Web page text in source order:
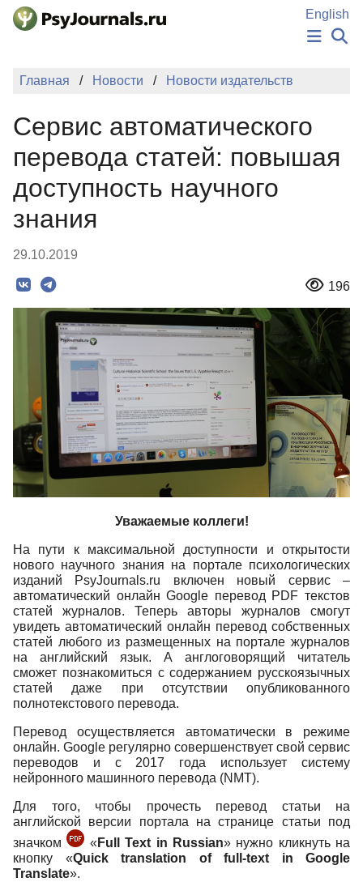
Перейти к основному содержанию
English
НОВОСТИ
ПОДАТЬ РУКОПИСЬ
БАЗА ЗНАНИЙ
КЛЮЧЕВЫЕ СЛОВА
Регистрация
Вход
Главная Новости Новости издательств
Сервис автоматического
перевода статей: повышая
доступность научного
знания
29.10.2019
196
Уважаемые коллеги!
На пути к максимальной доступности и открытости
нового научного знания на портале психологических
изданий PsyJournals.ru включен новый сервис –
автоматический онлайн Google перевод PDF текстов
статей журналов. Теперь авторы журналов смогут
увидеть автоматический онлайн перевод собственных
статей любого из размещенных на портале журналов
на английский язык. А англоговорящий читатель
сможет познакомиться с содержанием русскоязычных
статей даже при отсутствии опубликованного
полнотекстового перевода.
Перевод осуществляется автоматически в режиме
онлайн. Google регулярно совершенствует свой сервис
переводов и с 2017 года использует систему
нейронного машинного перевода (NMT).
Для того, чтобы прочесть перевод статьи на
английской версии портала на странице статьи под
значком
« Full Text in Russian» нужно кликнуть на
кнопку «Quick translation of full-text in Google
Translate».